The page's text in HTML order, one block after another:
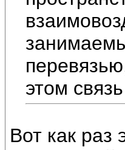
этом
Вот как раз